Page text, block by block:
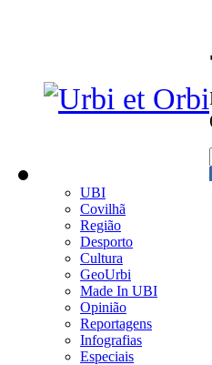
UBI
Covilhã
Região
Desporto
Cultura
GeoUrbi
Made In UBI
Opinião
Reportagens
Infografias
Especiais